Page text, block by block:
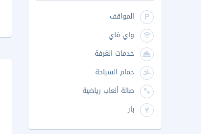
المواقف
واي فاي
خدمات الغرفة
حمام السباحة
صالة ألعاب رياضية
بار